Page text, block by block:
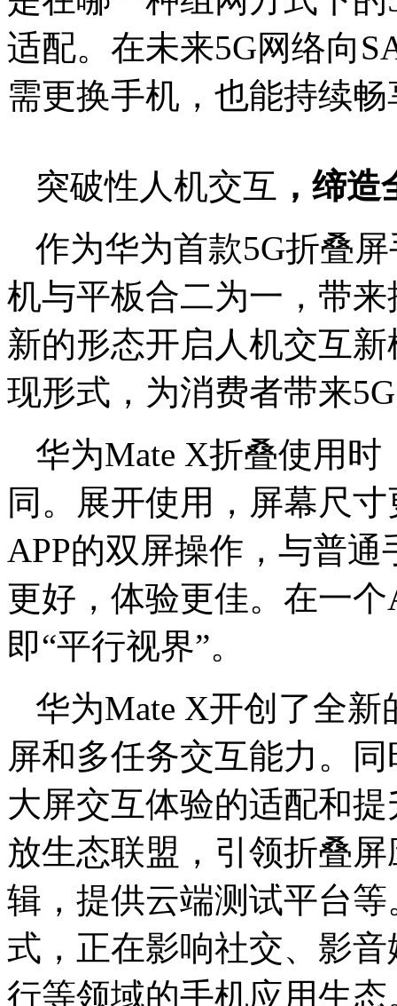
适配。在未来5G网络向
需更换手机，也能持续畅
突破性人机交互 ， 缔造
作为华为首款5G折叠
机与平板合二为一，带
新的形态开启人机交互
现形式，为消费者带来
华为Mate X折叠使用
同。展开使用，屏幕尺
APP的双屏操作，与普
更好，体验更佳。在一
即“平行视界”。
华为Mate X开创了全
屏和多任务交互能力。
大屏交互体验的适配和
放生态联盟，引领折叠
辑，提供云端测试平台
式，正在影响社交、影
行等领域的手机应用生态